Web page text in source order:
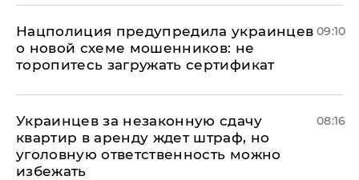
Нацполиция предупредила украинцев
о новой схеме мошенников: не
торопитесь загружать сертификат
09:10
Украинцев за незаконную сдачу
квартир в аренду ждет штраф, но
уголовную ответственность можно
избежать
08:16